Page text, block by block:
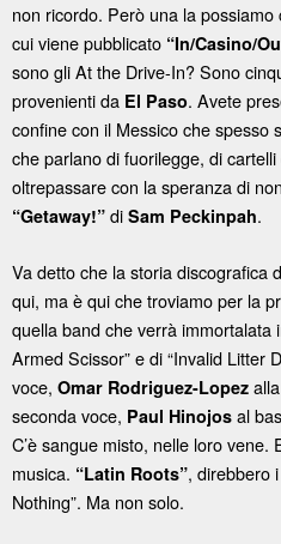
non ricordo. Però una la possiamo
cui viene pubblicato “In/Casino/
sono gli At the Drive-In? Sono
provenienti da El Paso. Avete
confine con il Messico che spesso
che parlano di fuorilegge, di
oltrepassare con la speranza di
“Getaway!” di Sam Peckinpah.
Va detto che la storia discografica
qui, ma è qui che troviamo per la
quella band che verrà immortalata
Armed Scissor” e di “Invalid Litter
voce, Omar Rodriguez-Lopez
seconda voce, Paul Hinojos al
C’è sangue misto, nelle loro vene.
musica. “Latin Roots”, direbbero i
Nothing”. Ma non solo.